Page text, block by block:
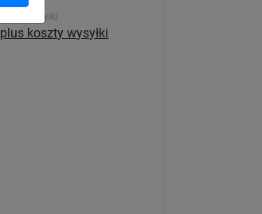
Koszt wysyłki
plus koszty wysyłki